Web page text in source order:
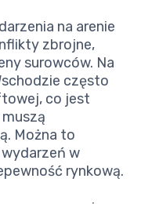
na arenie
zbrojne,
surowców. Na
często
co jest
Można to
w
rynkową.